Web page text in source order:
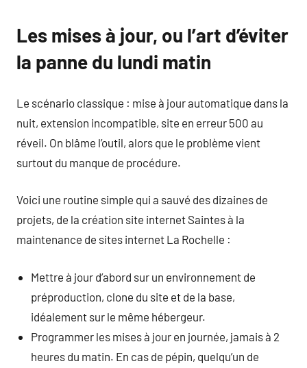
Les mises à jour, ou l’art d’éviter
la panne du lundi matin
Le scénario classique : mise à jour automatique dans la
nuit, extension incompatible, site en erreur 500 au
réveil. On blâme l’outil, alors que le problème vient
surtout du manque de procédure.
Voici une routine simple qui a sauvé des dizaines de
projets, de la création site internet Saintes à la
maintenance de sites internet La Rochelle :
Mettre à jour d’abord sur un environnement de
préproduction, clone du site et de la base,
idéalement sur le même hébergeur.
Programmer les mises à jour en journée, jamais à 2
heures du matin. En cas de pépin, quelqu’un de